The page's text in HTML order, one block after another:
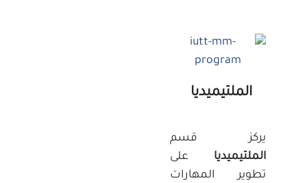
الملتيميديا
يركز قسم
الملتيميديا على
تطوير المهارات